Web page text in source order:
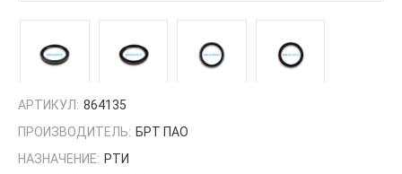
АРТИКУЛ: 864135
ПРОИЗВОДИТЕЛЬ: БРТ ПАО
НАЗНАЧЕНИЕ: РТИ